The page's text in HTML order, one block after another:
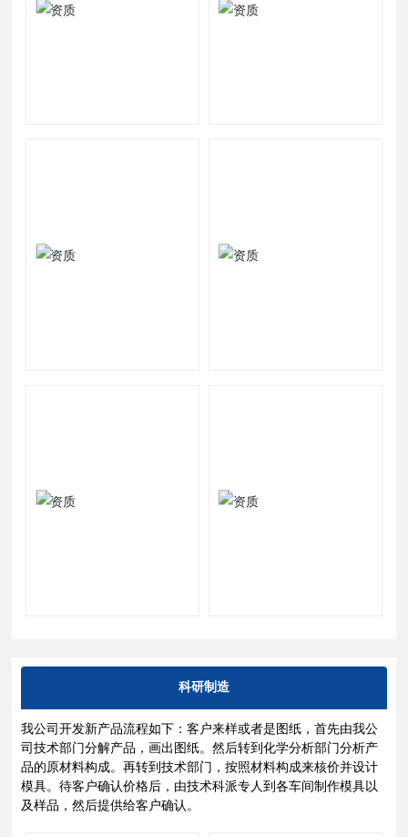
科研制造
我公司开发新产品流程如下：客户来样或者是图纸，首先由我公
司技术部门分解产品，画出图纸。然后转到化学分析部门分析产
品的原材料构成。再转到技术部门，按照材料构成来核价并设计
模具。待客户确认价格后，由技术科派专人到各车间制作模具以
及样品，然后提供给客户确认。